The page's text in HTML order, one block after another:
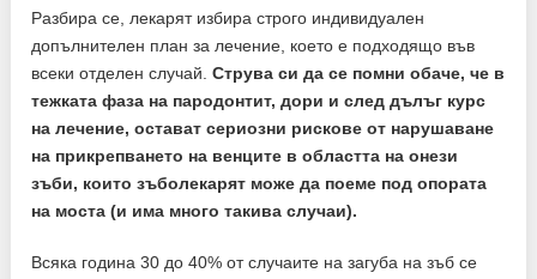
Разбира се, лекарят избира строго индивидуален
допълнителен план за лечение, което е подходящо във
всеки отделен случай.Струва си да се помни обаче, че в
тежката фаза на пародонтит, дори и след дълъг курс
на лечение, остават сериозни рискове от нарушаване
на прикрепването на венците в областта на онези
зъби, които зъболекарят може да поеме под опората
на моста (и има много такива случаи).
Всяка година 30 до 40% от случаите на загуба на зъб се